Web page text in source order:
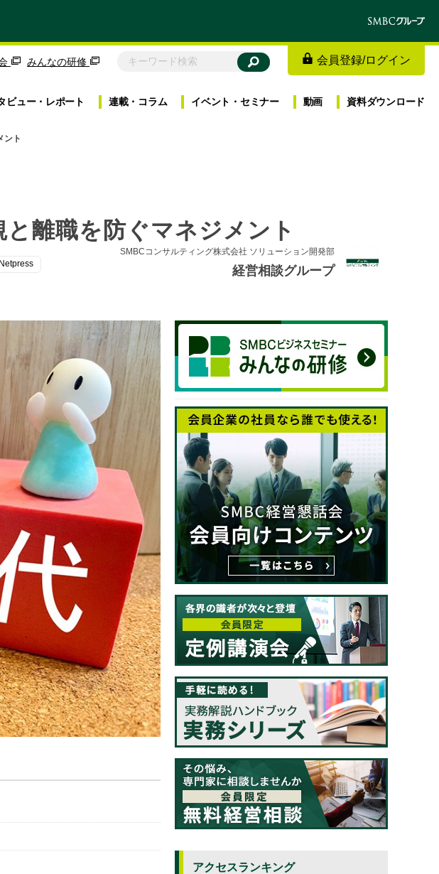
みんなの研修 会員登録/ログイン
ビュー・ レポート 連載・ コラム イベント・ セミナー 動画 資料ダウンロード
ント
離職を防ぐマネジメント
Netpress
SMBCコンサルティング株式会社 ソリューション開発部
経営相談グループ
アクセスランキング